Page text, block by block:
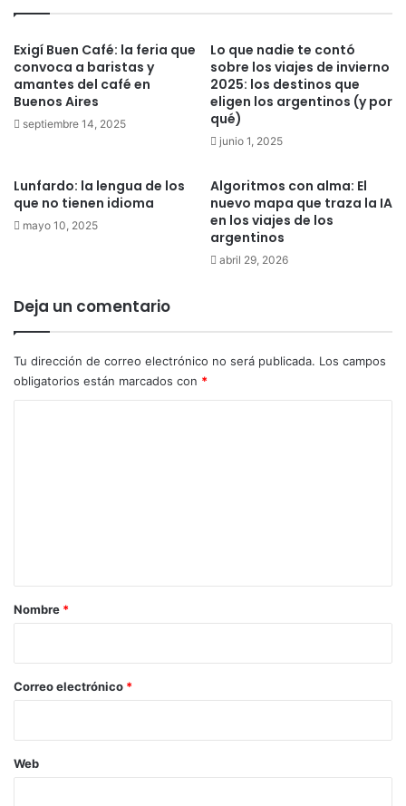
Exigí Buen Café: la feria que
convoca a baristas y
amantes del café en
Buenos Aires
septiembre 14, 2025
Lo que nadie te contó
sobre los viajes de invierno
2025: los destinos que
eligen los argentinos (y por
qué)
junio 1, 2025
Lunfardo: la lengua de los
que no tienen idioma
mayo 10, 2025
Algoritmos con alma: El
nuevo mapa que traza la IA
en los viajes de los
argentinos
abril 29, 2026
Deja un comentario
Tu dirección de correo electrónico no será publicada. Los campos
obligatorios están marcados con *
r
*
Nombre *
Correo electrónico *
Web